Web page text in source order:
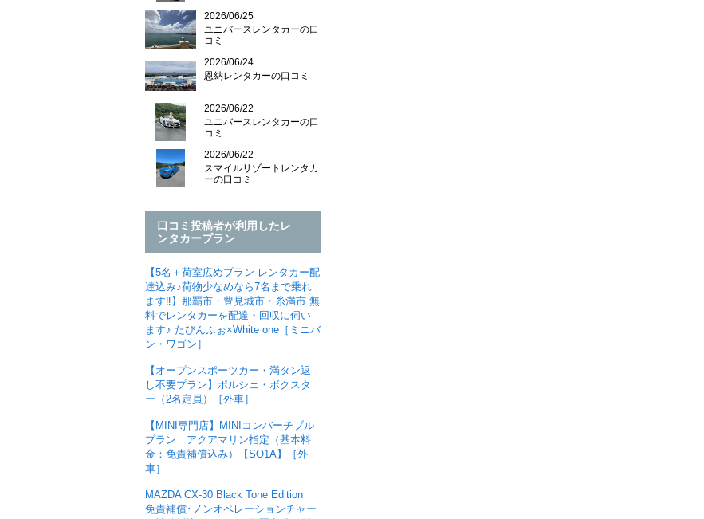
2026/06/25
ユニバースレンタカーの口
コミ
2026/06/24
恩納レンタカーの口コミ
2026/06/22
ユニバースレンタカーの口
コミ
2026/06/22
スマイルリゾートレンタカ
ーの口コミ
口コミ投稿者が利用したレ
ンタカープラン
【5名＋荷室広めプラン レンタカー配
達込み♪荷物少なめなら7名まで乗れ
ます‼︎】那覇市・豊見城市・糸満市 無
料でレンタカーを配達・回収に伺い
ます♪ たびんふぉ×White one［ミニバ
ン・ワゴン］
【オープンスポーツカー・満タン返
し不要プラン】ポルシェ・ボクスタ
ー（2名定員）［外車］
【MINI専門店】MINIコンバーチブル
プラン アクアマリン指定（基本料
金：免責補償込み）【SO1A】［外
車］
MAZDA CX-30 Black Tone Edition
免責補償･ノンオペレーションチャー